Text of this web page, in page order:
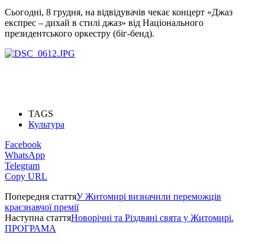
Сьогодні, 8 грудня, на відвідувачів чекає концерт «Джаз
експрес – дихай в стилі джаз» від Національного
президентського оркестру (біг-бенд).
TAGS
Культура
Facebook
WhatsApp
Telegram
Copy URL
Попередня статтяУ Житомирі визначили переможців
краєзнавчої премії
Наступна статтяНоворічні та Різдвяні свята у Житомирі.
ПРОГРАМА